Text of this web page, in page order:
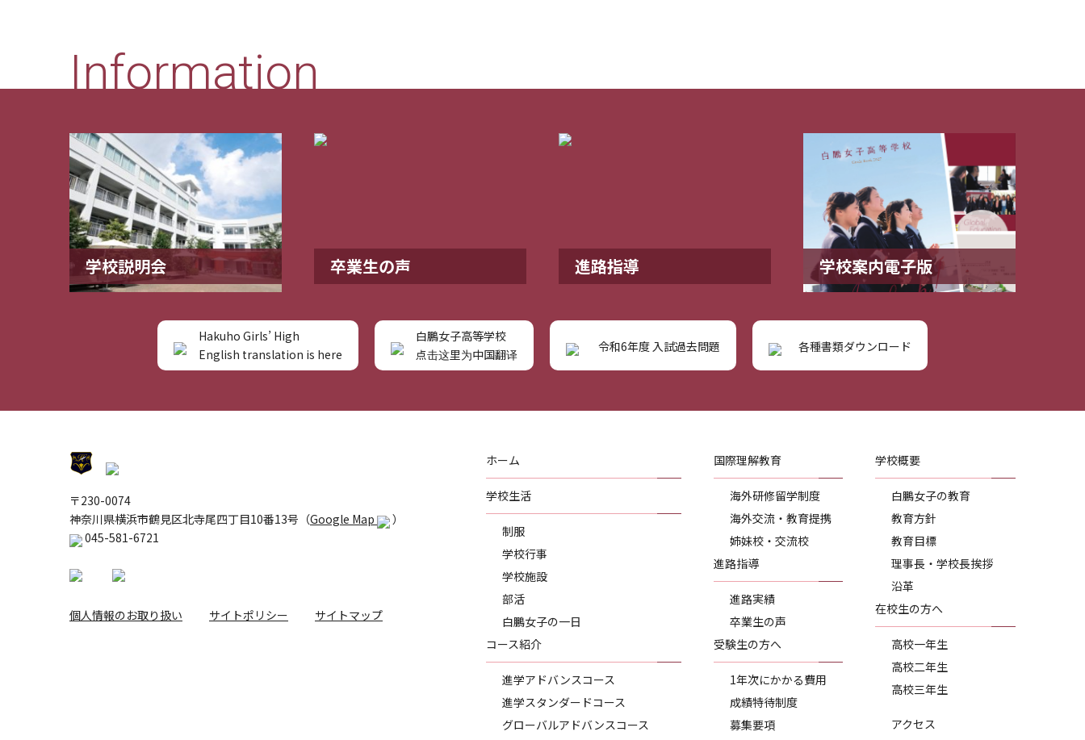
Information
学校説明会 卒業生の声 進路指導 学校案内電子版
Hakuho Girls’ High
English translation is here
白鵬女子高等学校
点击这里为中国翻译
令和6年度 入試過去問題 各種書類ダウンロード
〒230-0074
神奈川県横浜市鶴見区北寺尾四丁目10番13号（Google Map
）
045-581-6721
個人情報のお取り扱い サイトポリシー サイトマップ
ホーム
学校生活
制服
学校行事
学校施設
部活
白鵬女子の一日
コース紹介
進学アドバンスコース
進学スタンダードコース
グローバルアドバンスコース
国際理解教育
海外研修留学制度
海外交流・教育提携
姉妹校・交流校
進路指導
進路実績
卒業生の声
受験生の方へ
1年次にかかる費用
成績特待制度
募集要項
学校概要
白鵬女子の教育
教育方針
教育目標
理事長・学校長挨拶
沿革
在校生の方へ
高校一年生
高校二年生
高校三年生
アクセス